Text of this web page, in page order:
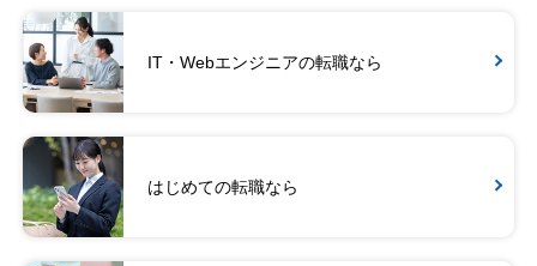
IT・Webエンジニアの転職なら
はじめての転職なら